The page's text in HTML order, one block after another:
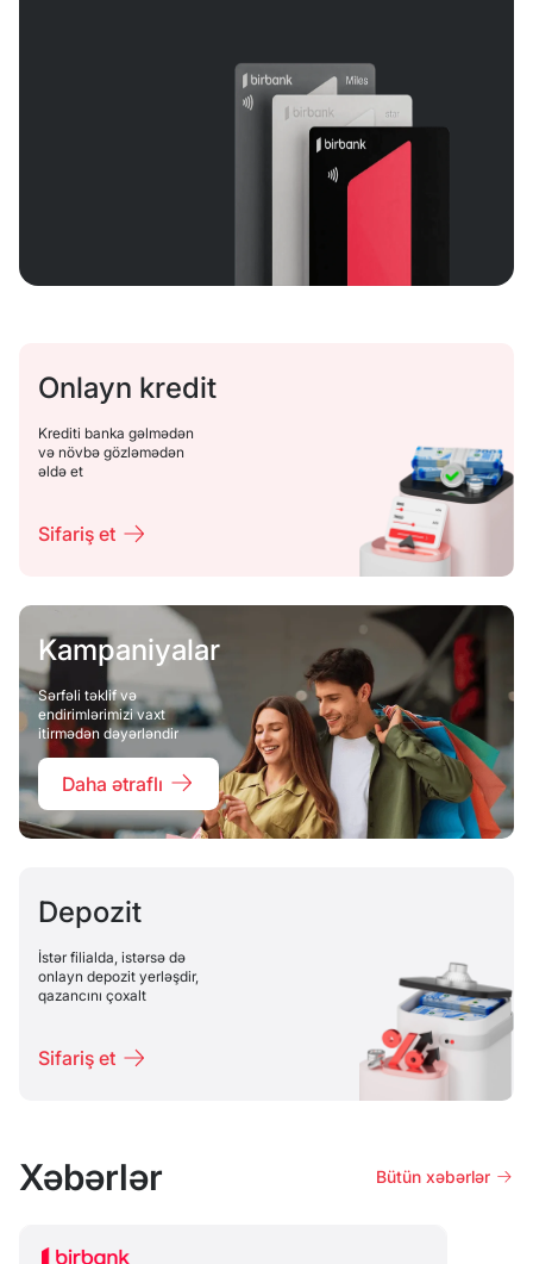
Onlayn kredit
Krediti banka gəlmədən
və növbə gözləmədən
əldə et
Sifariş et
Kampaniyalar
Sərfəli təklif və
endirimlərimizi vaxt
itirmədən dəyərləndir
Daha ətraflı
Depozit
İstər filialda, istərsə də
onlayn depozit yerləşdir,
qazancını çoxalt
Sifariş et
Xəbərlər Bütün xəbərlər